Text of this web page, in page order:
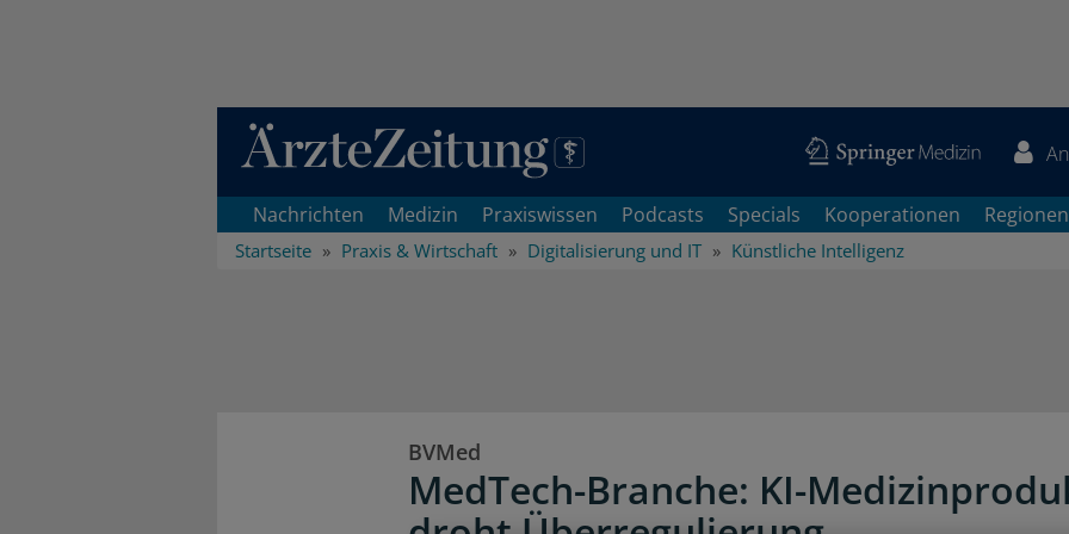
Direkt zum Inhaltsbereich
Nachrichten Medizin Praxiswissen Podcasts Specials Kooperationen Regionen
Startseite Praxis & Wirtschaft Digitalisierung und IT Künstliche Intelligenz
BVMed
MedTech-Branche: KI-